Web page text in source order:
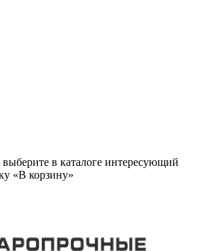
в каталоге интересующий
«В корзину»